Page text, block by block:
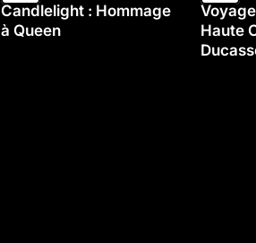
Candlelight : Hommage
à Queen
Haute